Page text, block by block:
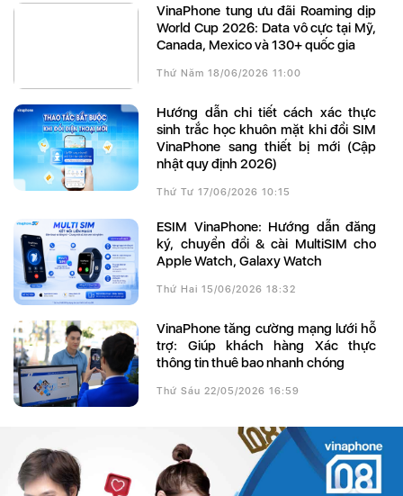
VinaPhone tung ưu đãi Roaming dịp
World Cup 2026: Data vô cực tại Mỹ,
Canada, Mexico và 130+ quốc gia
Thứ Năm 18/06/2026 11:00
Hướng dẫn chi tiết cách xác thực
sinh trắc học khuôn mặt khi đổi SIM
VinaPhone sang thiết bị mới (Cập
nhật quy định 2026)
Thứ Tư 17/06/2026 10:15
eSIM VinaPhone: Hướng dẫn đăng
ký, chuyển đổi & cài MultiSIM cho
Apple Watch, Galaxy Watch
Thứ Hai 15/06/2026 18:32
VinaPhone tăng cường mạng lưới hỗ
trợ: Giúp khách hàng Xác thực
thông tin thuê bao nhanh chóng
Thứ Sáu 22/05/2026 16:59